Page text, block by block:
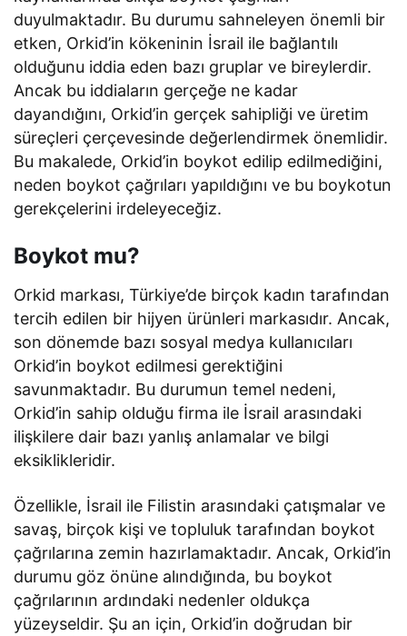
duyulmaktadır. Bu durumu sahneleyen önemli bir
etken, Orkid’in kökeninin İsrail ile bağlantılı
olduğunu iddia eden bazı gruplar ve bireylerdir.
Ancak bu iddiaların gerçeğe ne kadar
dayandığını, Orkid’in gerçek sahipliği ve üretim
süreçleri çerçevesinde değerlendirmek önemlidir.
Bu makalede, Orkid’in boykot edilip edilmediğini,
neden boykot çağrıları yapıldığını ve bu boykotun
gerekçelerini irdeleyeceğiz.
Boykot mu?
Orkid markası, Türkiye’de birçok kadın tarafından
tercih edilen bir hijyen ürünleri markasıdır. Ancak,
son dönemde bazı sosyal medya kullanıcıları
Orkid’in boykot edilmesi gerektiğini
savunmaktadır. Bu durumun temel nedeni,
Orkid’in sahip olduğu firma ile İsrail arasındaki
ilişkilere dair bazı yanlış anlamalar ve bilgi
eksiklikleridir.
Özellikle, İsrail ile Filistin arasındaki çatışmalar ve
savaş, birçok kişi ve topluluk tarafından boykot
çağrılarına zemin hazırlamaktadır. Ancak, Orkid’in
durumu göz önüne alındığında, bu boykot
çağrılarının ardındaki nedenler oldukça
yüzeyseldir. Şu an için, Orkid’in doğrudan bir